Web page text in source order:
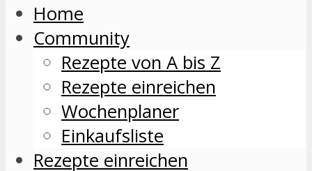
Home
Community
Rezepte von A bis Z
Rezepte einreichen
Wochenplaner
Einkaufsliste
Rezepte einreichen